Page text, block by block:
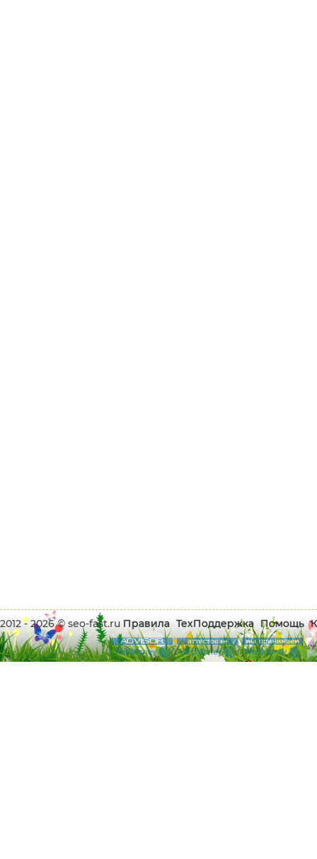
2012 - 2026 © seo-fast.ru Правила ТехПоддержка Помощь